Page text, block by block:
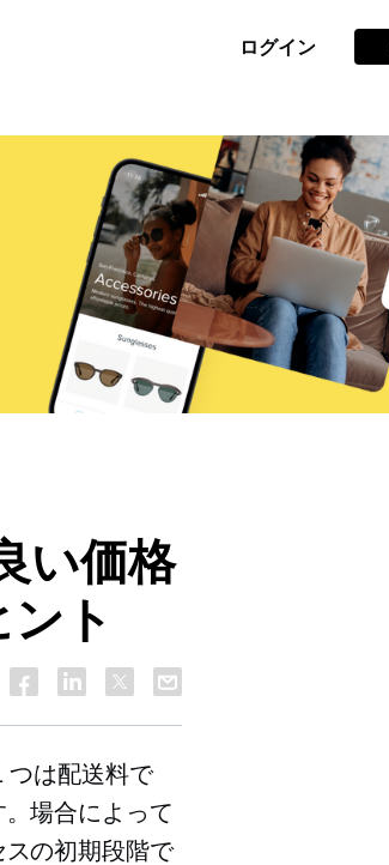
ログイン
い価格
ト
つは配送料で
場合によって
の初期段階で